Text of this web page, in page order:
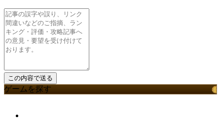
ゲームを探す